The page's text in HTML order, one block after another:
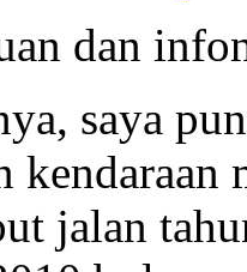
dan
saya
kendaraan
jalan